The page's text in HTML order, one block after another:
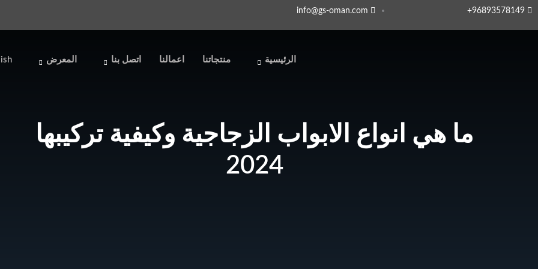
96893578149​+
info@gs-oman.com
الرئيسية منتجاتنا اعمالنا اتصل بنا المعرض
ما هي انواع الابواب الزجاجية وكيفية تركيبها
2024